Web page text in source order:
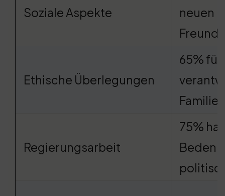
Soziale Aspekte
neuen
Ethische Überlegungen
65%
Familie
Regierungsarbeit
75%